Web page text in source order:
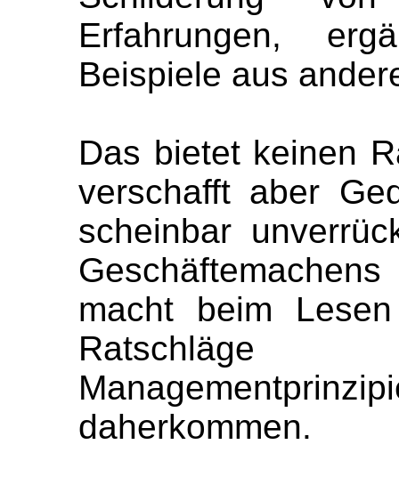
Erfahrungen,
Beispiele aus
Das bietet keinen
verschafft aber
scheinbar
macht beim
daherkommen.